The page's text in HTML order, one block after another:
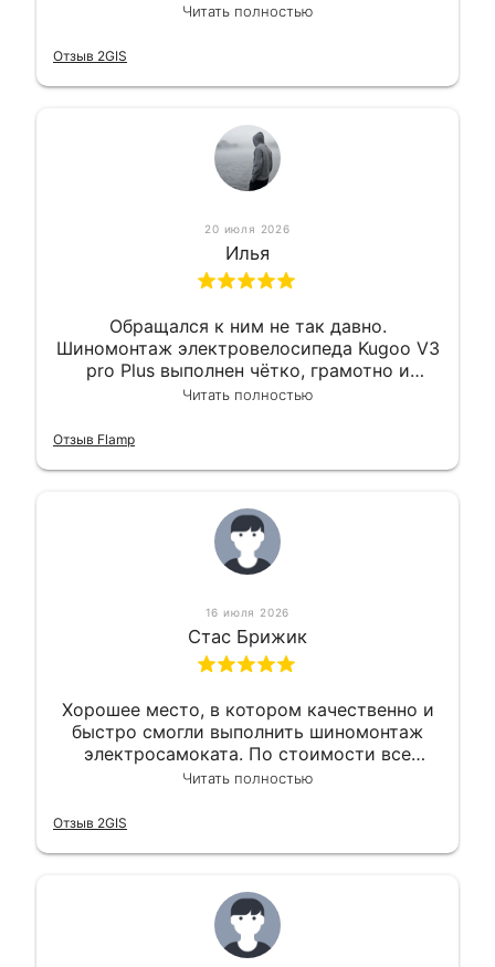
квалифицированно. Всё сделано
Читать полностью
Отзыв 2GIS
20 июля 2026
Илья
Обращался к ним не так давно.
Шиномонтаж электровелосипеда Kugoo V3
pro Plus выполнен чётко, грамотно и
квалифицированно. Всё сделано
Читать полностью
Отзыв Flamp
16 июля 2026
Стас Брижик
Хорошее место, в котором качественно и
быстро смогли выполнить шиномонтаж
электросамоката. По стоимости все
вышло вообще приемлемо хочу сказать.
Читать полностью
Отзыв 2GIS